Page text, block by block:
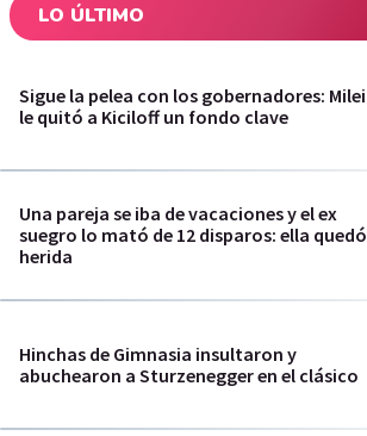
LO ÚLTIMO
Sigue la pelea con los gobernadores: Milei
le quitó a Kiciloff un fondo clave
Una pareja se iba de vacaciones y el ex
suegro lo mató de 12 disparos: ella quedó
herida
Hinchas de Gimnasia insultaron y
abuchearon a Sturzenegger en el clásico